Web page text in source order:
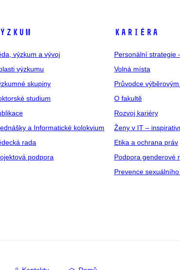
výzkum a vývoj
výzkumu
skupiny
studium
a Informatické kolokvium
rada
podpora
KARIÉRA
Personální strategie
Volná místa
Průvodce
O fakultě
Rozvoj kariéry
Ženy v IT –
Etika a ochrana práv
Podpora genderové
Prevence